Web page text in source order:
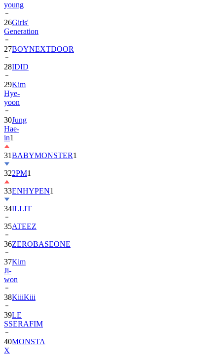
26Girls'
Generation
27BOYNEXTDOOR
28IDID
29Kim
Hye-
yoon
30Jung
Hae-
in1
31BABYMONSTER
322PM1
33ENHYPEN
34ILLIT
35ATEEZ
36ZEROBASEONE
37Kim
Ji-
won
38KiiiKiii
39LE
SSERAFIM
40MONSTA
X
41